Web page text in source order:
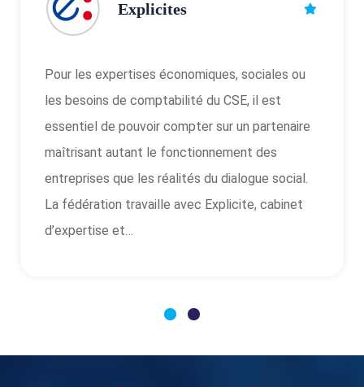
AESIO mutuelle
Avant toute négociation ou remise en
concurrence de votre complémentaire santé, il
est essentiel de pouvoir s’appuyer sur une
expertise indépendante et reconnue. La
fédération travaille avec AESIO mutuelle afin
d’accompagner les équipes syndicales dans
l’analyse des garanties, des coûts et…